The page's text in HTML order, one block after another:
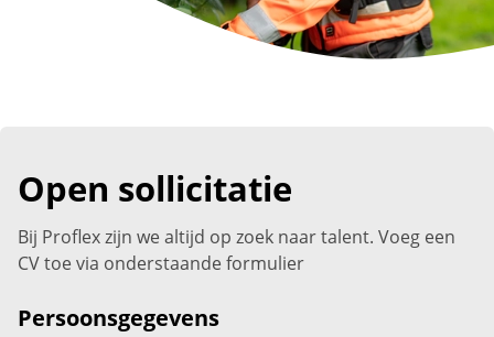
Open sollicitatie
Bij Proflex zijn we altijd op zoek naar talent. Voeg een
CV toe via onderstaande formulier
Persoonsgegevens